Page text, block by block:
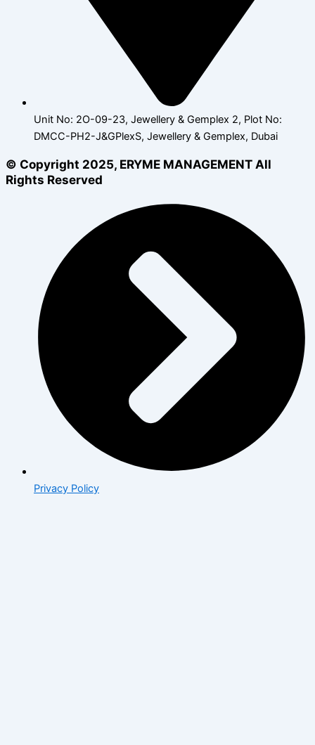
Unit No: 2O-09-23, Jewellery & Gemplex 2, Plot No:
DMCC-PH2-J&GPlexS, Jewellery & Gemplex, Dubai
© Copyright 2025, ERYME MANAGEMENT All
Rights Reserved
Privacy Policy